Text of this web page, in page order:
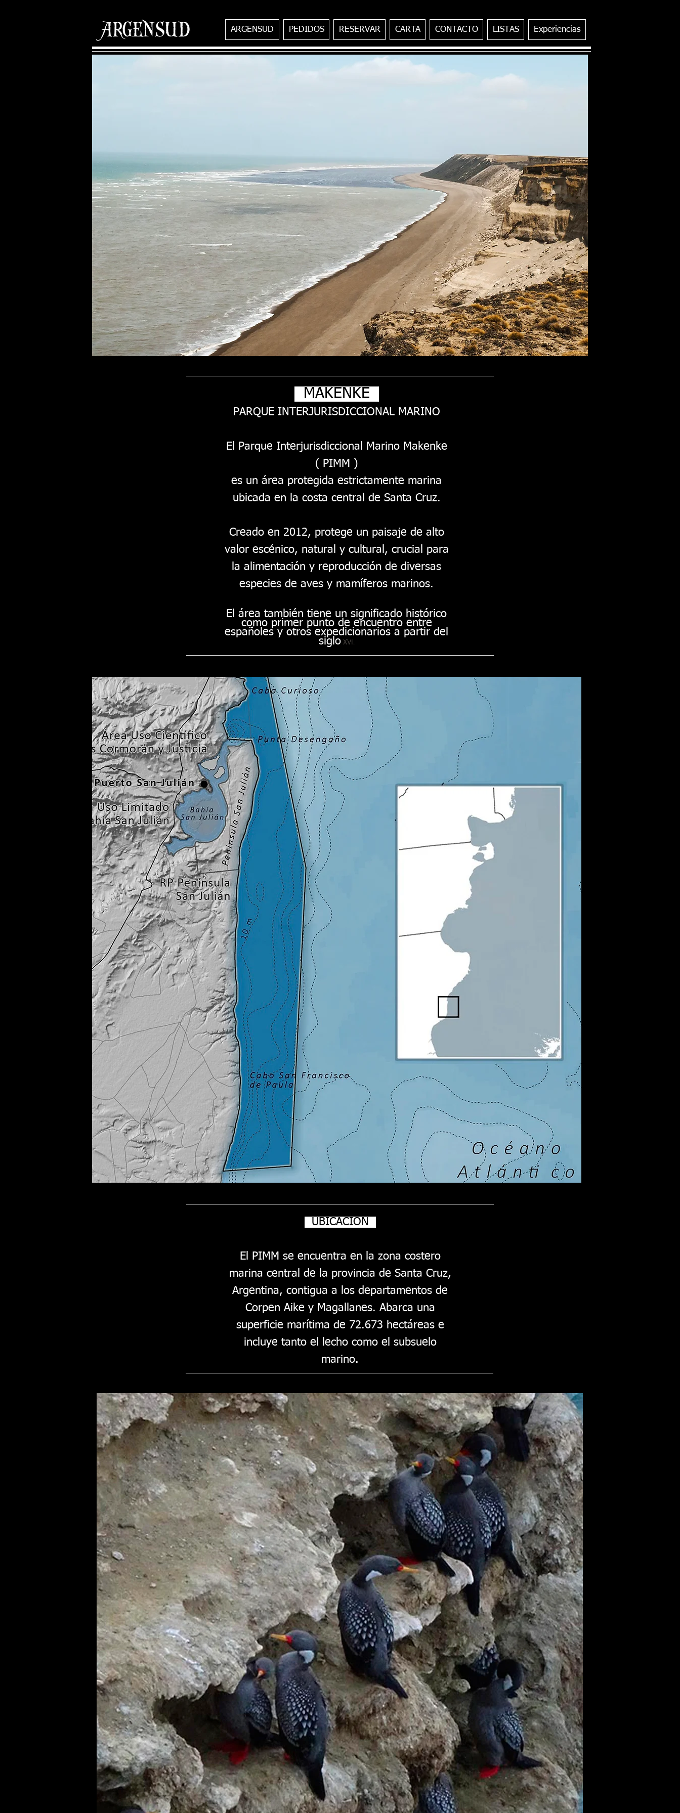
ARGENSUD PEDIDOS RESERVAR CARTA CONTACTO LISTAS Experiencias
MAKENKE
PARQUE INTERJURISDICCIONAL MARINO
El Parque Interjurisdiccional Marino Makenke
( PIMM )
es un área protegida estrictamente marina
ubicada en la costa central de Santa Cruz.
Creado en 2012, protege un paisaje de alto
valor escénico, natural y cultural, crucial para
la alimentación y reproducción de diversas
especies de aves y mamíferos marinos.
El área también tiene un significado histórico
como primer punto de encuentro entre
españoles y otros expedicionarios a partir del
sigloXVI.
UBICACION
El PIMM se encuentra en la zona costero
marina central de la provincia de Santa Cruz,
Argentina, contigua a los departamentos de
Corpen Aike y Magallanes. Abarca una
superficie marítima de 72.673 hectáreas e
incluye tanto el lecho como el subsuelo
marino.